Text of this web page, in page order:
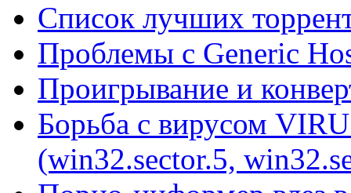
Список лучших
Проблемы с Generic
Проигрывание и
Борьба с вирусом
(win32.sector.5,